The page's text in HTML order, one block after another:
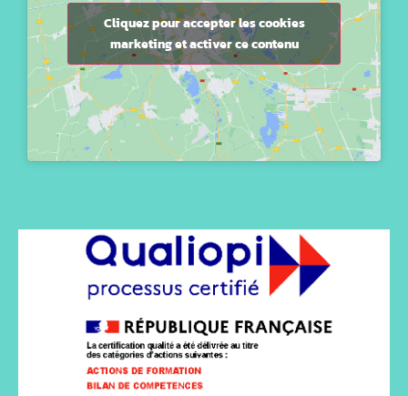
Cliquez pour accepter les cookies
marketing et activer ce contenu